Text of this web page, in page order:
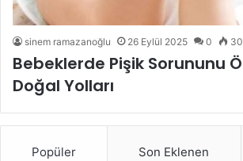
sinem ramazanoğlu 26 Eylül 2025 0 30
Bebeklerde Pişik Sorununu
Doğal Yolları
Popüler Son Eklenen